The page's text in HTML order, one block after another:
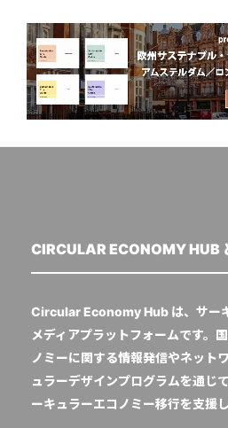
CIRCULAR ECONOMY HUB
Circular Economy Hub は、サー
メディアプラットフォームです。
ノミーに関する情報発信やネット
ュラーデザインプログラムを通じ
ーキュラーエコノミー移行を支援し